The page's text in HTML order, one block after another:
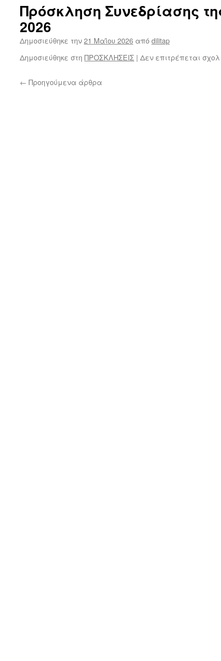
Πρόσκληση Συνεδρίασης
2026
Δημοσιεύθηκε την21 Μαΐου 2026 απόdilitap
Δημοσιεύθηκε στη ΠΡΟΣΚΛΗΣΕΙΣ | Δεν επιτρέπεται
← Προηγούμενα άρθρα